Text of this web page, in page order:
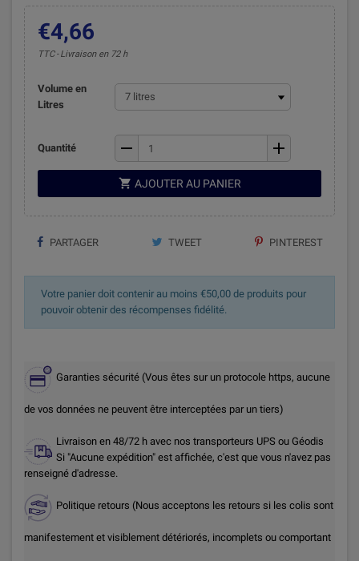
€4,66
TTC Livraison en 72 h
Volume en
Litres
Quantité remove add
 AJOUTER AU PANIER
PARTAGER TWEET PINTEREST
Votre panier doit contenir au moins €50,00 de produits pour
pouvoir obtenir des récompenses fidélité.
Garanties sécurité (Vous êtes sur un protocole https, aucune
de vos données ne peuvent être interceptées par un tiers)
Livraison en 48/72 h avec nos transporteurs UPS ou Géodis
Si "Aucune expédition" est affichée, c'est que vous n'avez pas
renseigné d'adresse.
Politique retours (Nous acceptons les retours si les colis sont
manifestement et visiblement détériorés, incomplets ou comportant